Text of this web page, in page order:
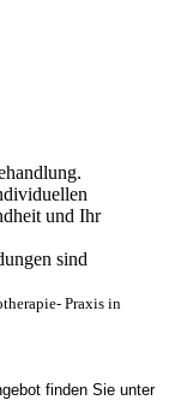
und Ihr
sind
Praxis in
finden Sie unter